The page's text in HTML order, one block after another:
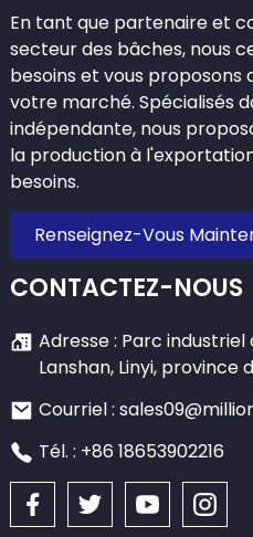
En tant que partenaire et
secteur des bâches, nous
besoins et vous proposons
votre marché. Spécialisés
indépendante, nous
la production à
besoins.
Renseignez-Vous
CONTACTEZ-NOUS
Adresse : Parc
Lanshan, Linyi, province
Courriel :
Tél. : +86 18653902216